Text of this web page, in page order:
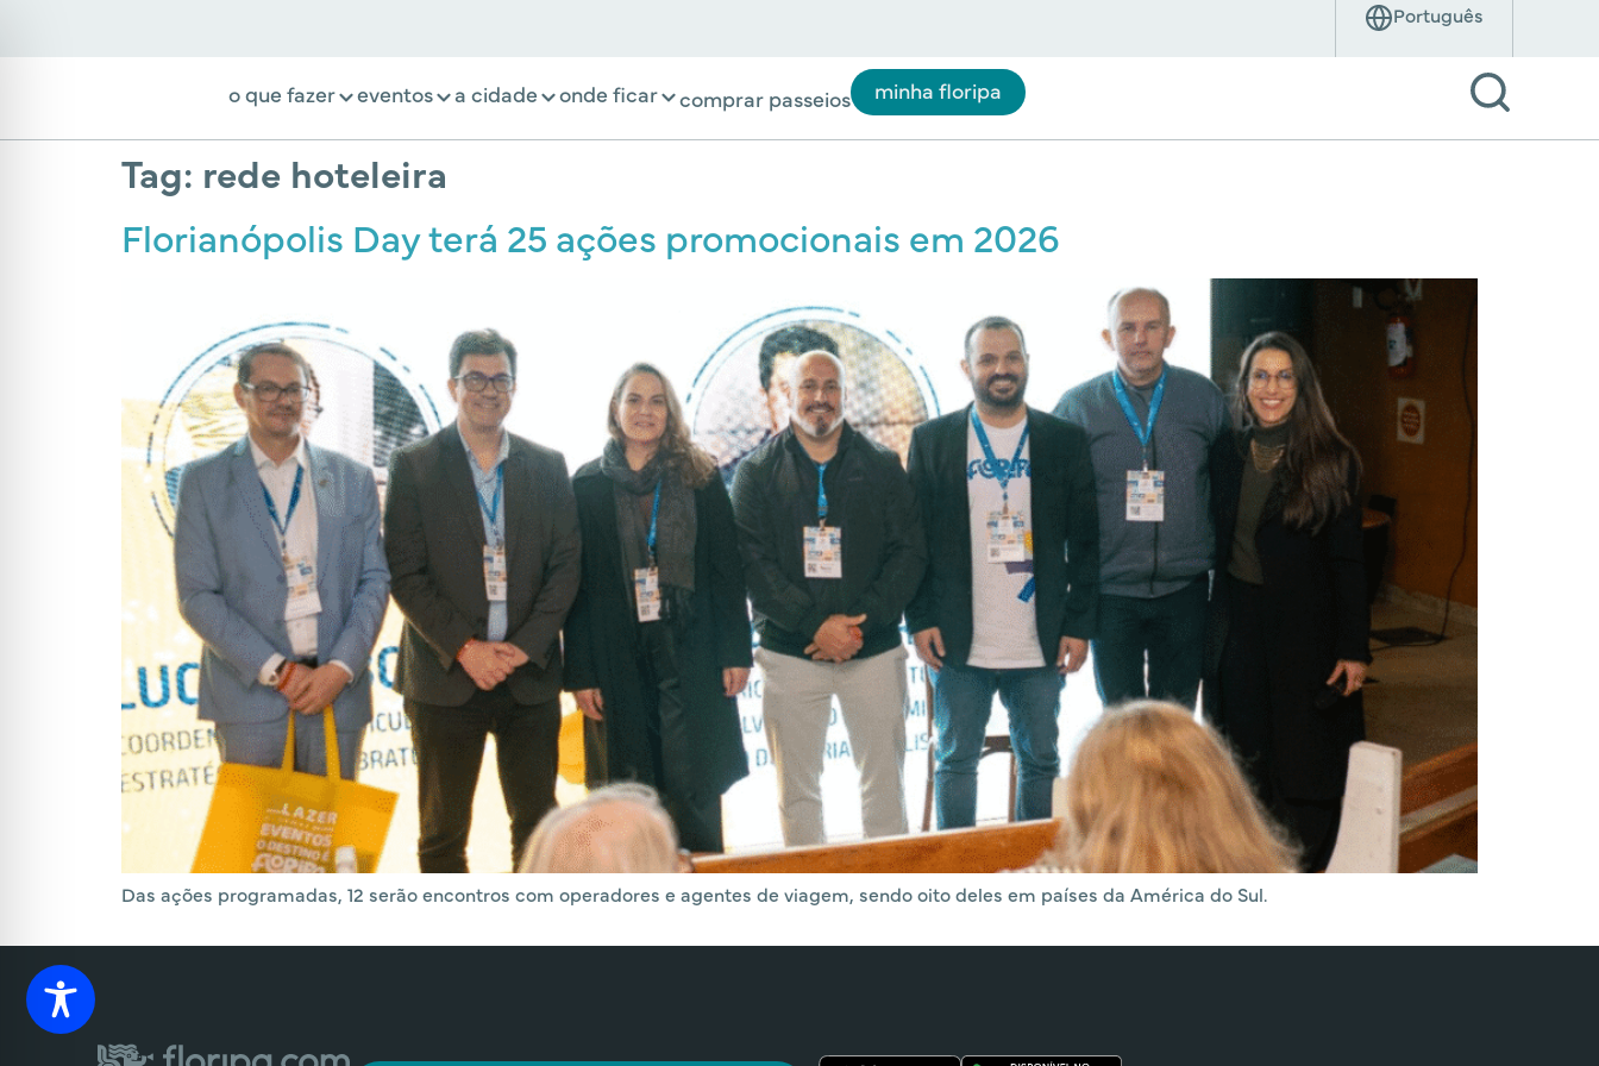
o que fazer eventos a cidade onde ficar comprar passeios minha floripa
Tag: rede hoteleira
Florianópolis Day terá 25 ações promocionais em 2026
Das ações programadas, 12 serão encontros com operadores e agentes de viagem, sendo oito deles em países da América do Sul.